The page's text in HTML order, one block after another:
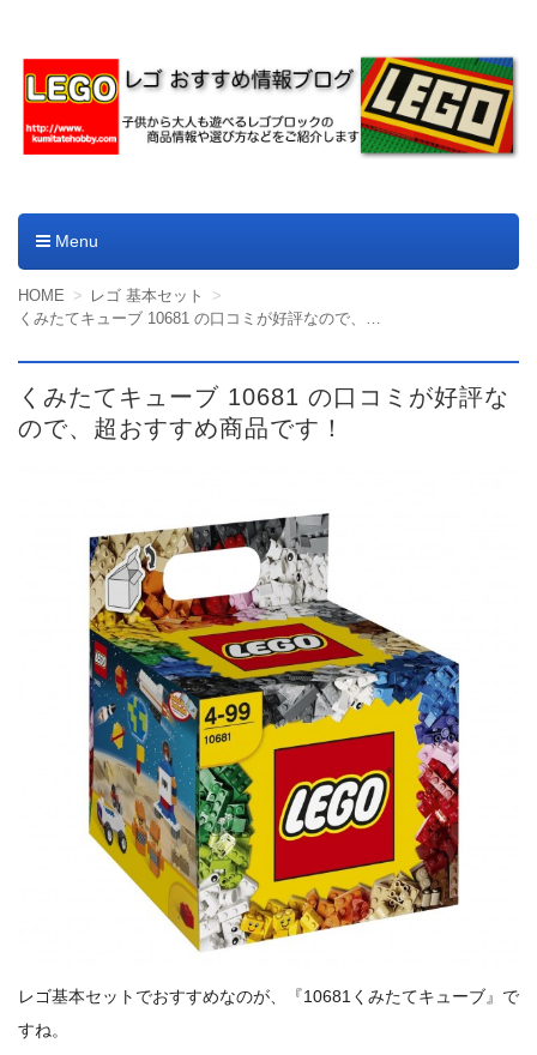
Menu
コンテンツへ移動
HOME
レゴ 基本セット
くみたてキューブ 10681 の口コミが好評なので、超おすすめ商品です！
くみたてキューブ 10681 の口コミが好評な
ので、超おすすめ商品です！
レゴ基本セットでおすすめなのが、『10681くみたてキューブ』で
すね。